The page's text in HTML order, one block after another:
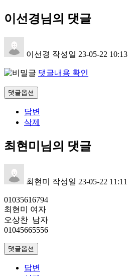
이선경님의 댓글
이선경 작성일 23-05-22 10:13
댓글내용 확인
댓글옵션
답변
삭제
최현미님의 댓글
최현미 작성일 23-05-22 11:11
01035616794
최현미 여자
오상찬 남자
01045665556
댓글옵션
답변